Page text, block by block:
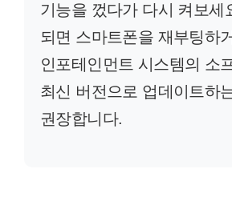
기능을 껐다가 다시 켜보세
되면 스마트폰을 재부팅하
인포테인먼트 시스템의 소
최신 버전으로 업데이트하
권장합니다.